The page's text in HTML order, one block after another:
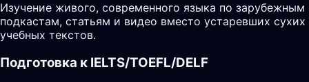
Изучение живого, современного языка по зарубежным
подкастам, статьям и видео вместо устаревших сухих
учебных текстов.
Подготовка к IELTS/TOEFL/DELF